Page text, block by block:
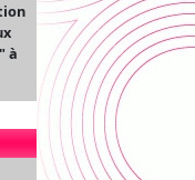
à